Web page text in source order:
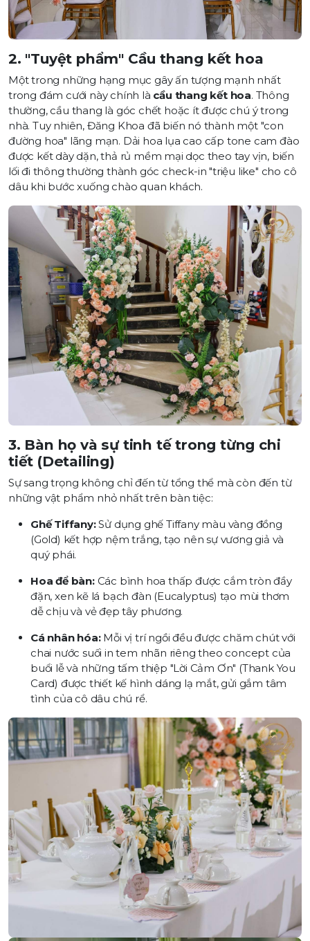
2. "Tuyệt phẩm" Cầu thang kết hoa
Một trong những hạng mục gây ấn tượng mạnh nhất
trong đám cưới này chính là cầu thang kết hoa. Thông
thường, cầu thang là góc chết hoặc ít được chú ý trong
nhà. Tuy nhiên, Đăng Khoa đã biến nó thành một "con
đường hoa" lãng mạn. Dải hoa lụa cao cấp tone cam đào
được kết dày dặn, thả rủ mềm mại dọc theo tay vịn, biến
lối đi thông thường thành góc check-in "triệu like" cho cô
dâu khi bước xuống chào quan khách.
3. Bàn họ và sự tinh tế trong từng chi
tiết (Detailing)
Sự sang trọng không chỉ đến từ tổng thể mà còn đến từ
những vật phẩm nhỏ nhất trên bàn tiệc:
Ghế Tiffany:Sử dụng ghế Tiffany màu vàng đồng
(Gold) kết hợp nệm trắng, tạo nên sự vương giả và
quý phái.
Hoa để bàn:Các bình hoa thấp được cắm tròn đầy
đặn, xen kẽ lá bạch đàn (Eucalyptus) tạo mùi thơm
dễ chịu và vẻ đẹp tây phương.
Cá nhân hóa:Mỗi vị trí ngồi đều được chăm chút với
chai nước suối in tem nhãn riêng theo concept của
buổi lễ và những tấm thiệp "Lời Cảm Ơn" (Thank You
Card) được thiết kế hình dáng lạ mắt, gửi gắm tâm
tình của cô dâu chú rể.